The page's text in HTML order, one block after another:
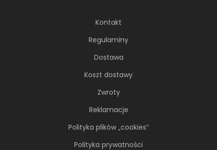
Kontakt
Regulaminy
Dostawa
Koszt dostawy
Zwroty
Reklamacje
Polityka plików „cookies”
Polityka prywatności